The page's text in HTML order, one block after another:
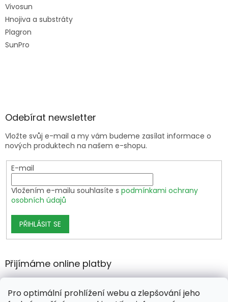
Pro optimální prohlížení webu a zlepšování jeho
Vivosun
Hnojiva a substráty
Plagron
SunPro
Odebírat newsletter
Vložte svůj e-mail a my vám budeme zasílat informace o
nových produktech na našem e-shopu.
E-mail
Vložením e-mailu souhlasíte s podmínkami ochrany
osobních údajů
PŘIHLÁSIT SE
Přijímáme online platby